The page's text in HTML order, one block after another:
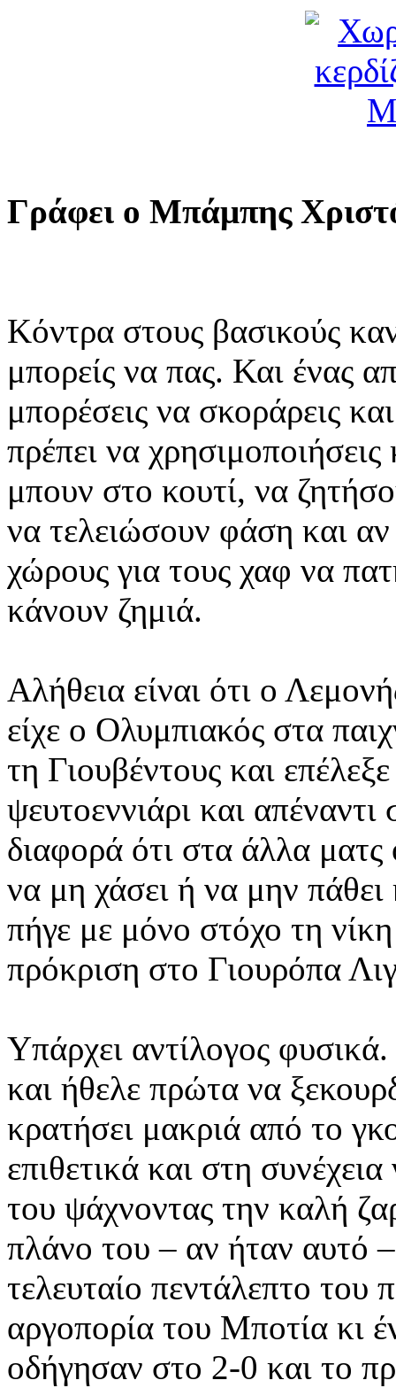
Γράφει ο Μπάμπης
Κόντρα στους βασικούς
μπορείς να πας. Και ένας
μπορέσεις να σκοράρεις
πρέπει να
μπουν στο κουτί, να
να τελειώσουν φάση και
χώρους για τους χαφ να
κάνουν ζημιά.
Αλήθεια είναι ότι ο
είχε ο Ολυμπιακός στα
τη Γιουβέντους και
ψευτοεννιάρι και
διαφορά ότι στα άλλα
να μη χάσει ή να μην
πήγε με μόνο στόχο τη
πρόκριση στο Γιουρόπα
Υπάρχει αντίλογος
και ήθελε πρώτα να
κρατήσει μακριά από το
επιθετικά και στη
του ψάχνοντας την καλή
πλάνο του – αν ήταν αυτό –
τελευταίο πεντάλεπτο
αργοπορία του Μποτία κι
οδήγησαν στο 2-0 και το